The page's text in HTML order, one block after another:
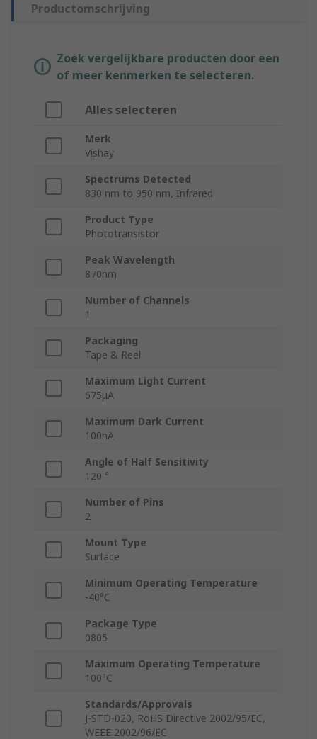
Productomschrijving
Zoek vergelijkbare producten door een
of meer kenmerken te selecteren.
Alles selecteren
Merk
Vishay
Spectrums Detected
830 nm to 950 nm, Infrared
Product Type
Phototransistor
Peak Wavelength
870nm
Number of Channels
1
Packaging
Tape & Reel
Maximum Light Current
675μA
Maximum Dark Current
100nA
Angle of Half Sensitivity
120 °
Number of Pins
2
Mount Type
Surface
Minimum Operating Temperature
-40°C
Package Type
0805
Maximum Operating Temperature
100°C
Standards/Approvals
J-STD-020, RoHS Directive 2002/95/EC,
WEEE 2002/96/EC